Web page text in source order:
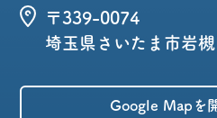
〒339-0074
埼玉県さいたま市岩
Google Mapを